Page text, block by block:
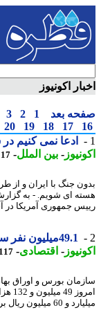
اکونیوز
بعد 1
2
3
4
17
18
19
20
ادعا نمی کنیم در
-بین الملل-117 ماه پیش - شنبه 27 آذر 1395، 12:17
جنگ با ایران و از طریق
ای شویم. - به گزارش
جمهوری آمریکا در
49.1میلیون نفر سهام عدالت می گیرند
-اقتصادی-117 ماه پیش - پنجشنبه 25 آذر 1395، 09:57
بورس و اوراق
ریال برآورد شده است. -